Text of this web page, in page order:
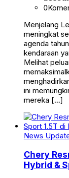
0
Menjelang
meningkat
agenda
kendaraan
Melihat
ini
mereka […]
News
Chery
Hybrid &